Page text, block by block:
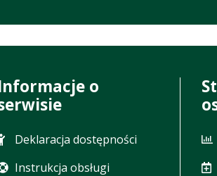
karcie.
o
Deklaracja dostępności
Instrukcja obsługi